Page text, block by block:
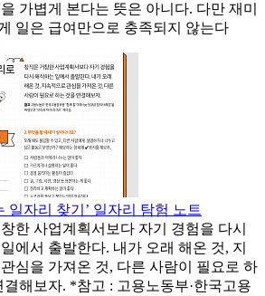
가볍게 본다는 뜻은 아니다. 다만 재미
일은 급여만으로 충족되지 않는다
일자리 찾기’ 일자리 탐험 노트
한 사업계획서보다 자기 경험을 다시
에서 출발한다. 내가 오래 해온 것, 지
심을 가져온 것, 다른 사람이 필요로 하
결해보자. *참고 : 고용노동부·한국고용